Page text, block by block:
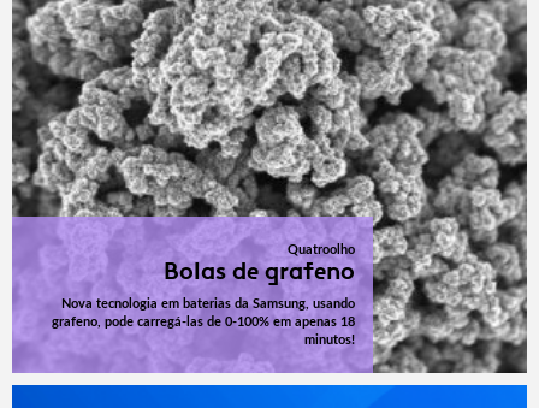
Quatroolho
Bolas de grafeno
Nova tecnologia em baterias da Samsung, usando
grafeno, pode carregá-las de 0-100% em apenas 18
minutos!